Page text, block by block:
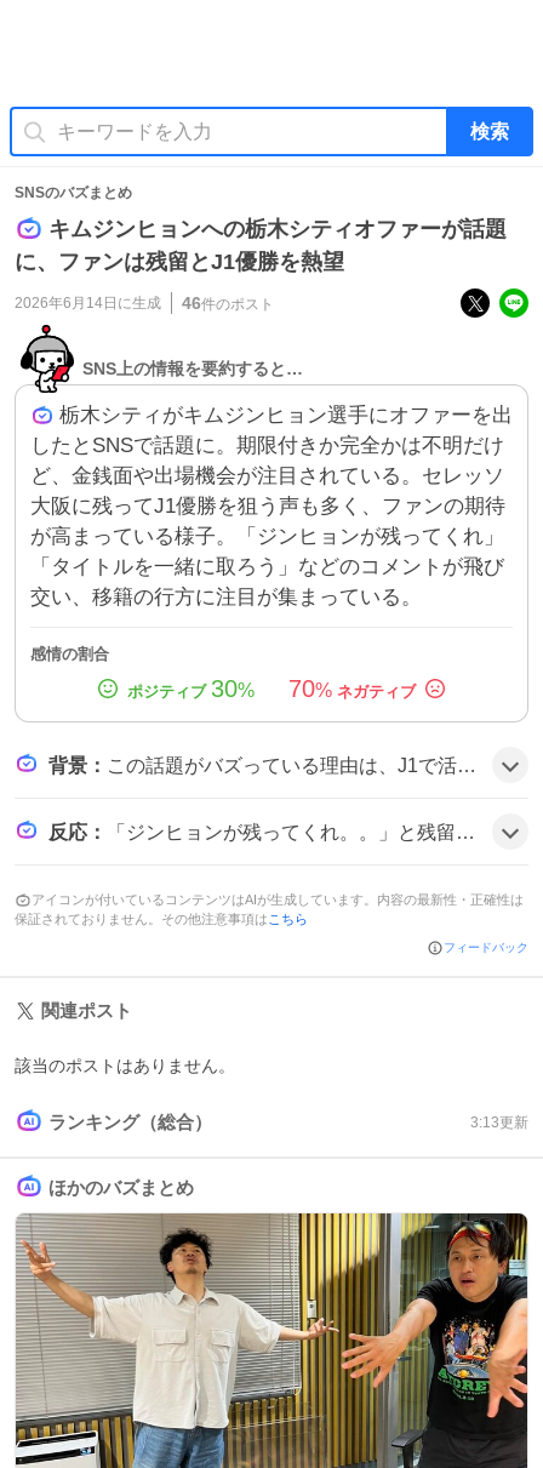
検索
SNSのバズまとめ
キムジンヒョンへの栃木シティオファーが話題
に、ファンは残留とJ1優勝を熱望
2026年6月14日 に生成 46件のポスト
SNS上の情報を要約すると…
栃木シティがキムジンヒョン選手にオファーを出
したとSNSで話題に。期限付きか完全かは不明だけ
ど、金銭面や出場機会が注目されている。セレッソ
大阪に残ってJ1優勝を狙う声も多く、ファンの期待
が高まっている様子。「ジンヒョンが残ってくれ」
「タイトルを一緒に取ろう」などのコメントが飛び
交い、移籍の行方に注目が集まっている。
感情の割合
30% 70%
背景 ： この話題がバズっている理由は、J1で活躍中のキムジンヒョンがJ2クラブ・栃木シティからオファーを受けたことがサッカー界で珍しい動きとして注目されたためだ。セレッソ大阪でのタイトル争いが佳境に入り、ファンが彼の残留を熱望していることも盛り上がりに拍車をかけているようだ。
反応 ： 「ジンヒョンが残ってくれ。。」と残留を願う声や、「ジンヒョンはセレッソ一筋で居て欲しい」などの熱いコメントが多数見られた。中には「ジンヒョンにオファーやて！？！？」と驚きを示す投稿もあり、全体的に期待と不安が交錯する雰囲気だ。
アイコンが付いているコンテンツはAIが生成しています。内容の最新性・正確性は
保証されておりません。その他注意事項は こちら
フィードバック
関連ポスト
該当のポストはありません。
ランキング（総合） 3:13更新
ほかのバズまとめ